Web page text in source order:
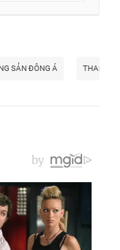
SẢN ĐÔNG Á THANH